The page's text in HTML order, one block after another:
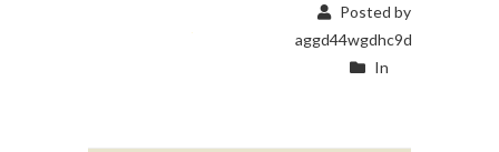
Posted by
aggd44wgdhc9d
In